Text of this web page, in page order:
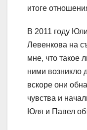
итоге
В 2011 году
Левенкова на
мне, что такое
ними возникло
вскоре они
чувства и
Юля и Павел